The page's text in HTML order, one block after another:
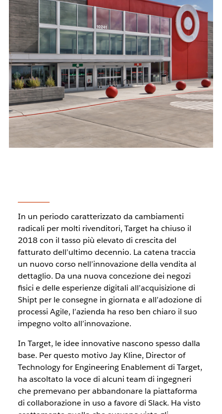
In un periodo caratterizzato da cambiamenti
radicali per molti rivenditori, Target ha chiuso il
2018 con il tasso più elevato di crescita del
fatturato dell’ultimo decennio. La catena traccia
un nuovo corso nell’innovazione della vendita al
dettaglio. Da una nuova concezione dei negozi
fisici e delle esperienze digitali all’acquisizione di
Shipt per le consegne in giornata e all’adozione di
processi Agile, l’azienda ha reso ben chiaro il suo
impegno volto all’innovazione.
In Target, le idee innovative nascono spesso dalla
base. Per questo motivo Jay Kline, Director of
Technology for Engineering Enablement di Target,
ha ascoltato la voce di alcuni team di ingegneri
che premevano per abbandonare la piattaforma
di collaborazione in uso a favore di Slack. Ha visto